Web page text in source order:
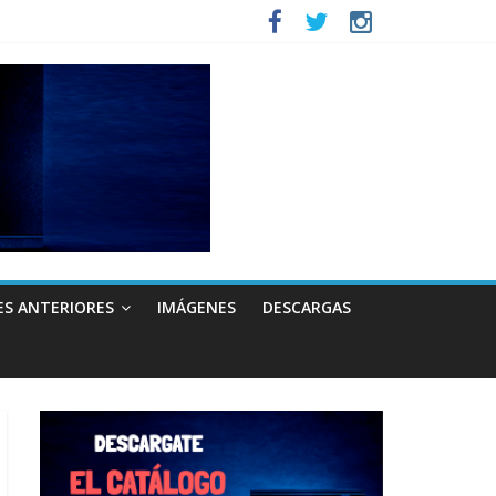
ANTERIORES IMÁGENES DESCARGAS